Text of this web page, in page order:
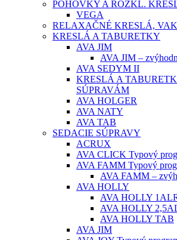
POHOVKY A ROZKL.
VEGA
RELAXAČNÉ KRESLÁ,
KRESLÁ A TABURETKY
AVA JIM
AVA JIM –
AVA SEDYM II
KRESLÁ A
SÚPRAVÁM
AVA HOLGER
AVA NATY
AVA TAB
SEDACIE SÚPRAVY
ACRUX
AVA CLICK Typový
AVA FAMM Typový
AVA FAMM –
AVA HOLLY
AVA HOLLY
AVA HOLLY
AVA HOLLY TAB
AVA JIM